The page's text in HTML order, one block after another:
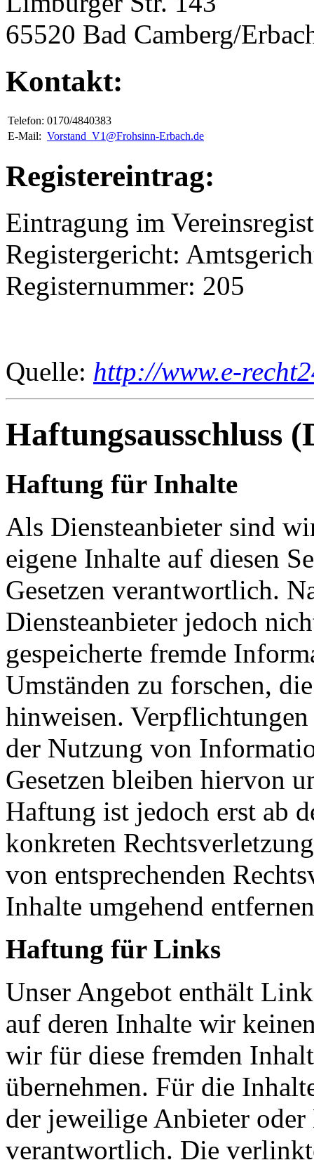
65520 Bad Camberg/
Kontakt:
Telefon: 0170/4840383
E-Mail: Vorstand_V1@Frohsinn-Erbach.de
Registereintrag:
Eintragung im
Registergericht:
Registernummer: 205
Quelle: http://www.e-
Haftungsausschluss
Haftung für Inhalte
Als Diensteanbieter sind
eigene Inhalte auf diesen
Gesetzen verantwortlich.
Diensteanbieter jedoch
gespeicherte fremde
Umständen zu forschen,
hinweisen.
der Nutzung von
Gesetzen bleiben hiervon
Haftung ist jedoch erst ab
konkreten
von entsprechenden
Inhalte umgehend
Haftung für Links
Unser Angebot enthält
auf deren Inhalte wir
wir für diese fremden
übernehmen. Für die
der jeweilige Anbieter oder
verantwortlich. Die